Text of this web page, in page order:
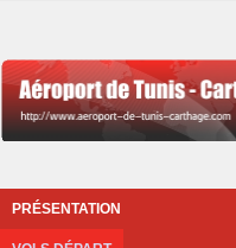
PRÉSENTATION